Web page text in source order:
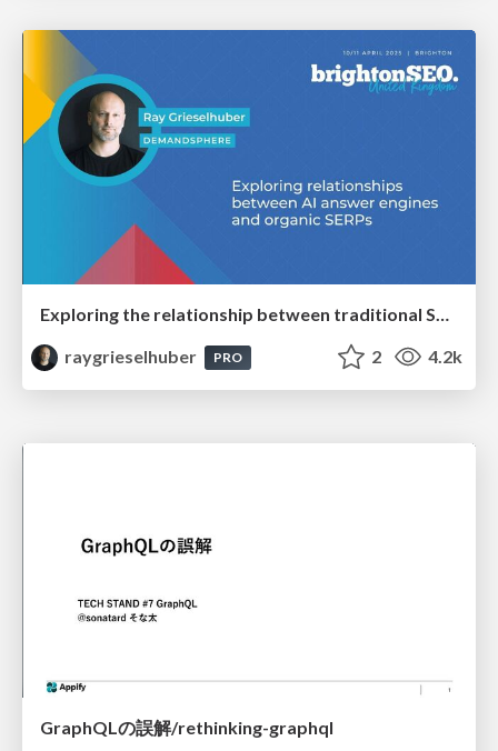
Exploring the relationship between traditional SERPs and Gen AI search
raygrieselhuber
PRO 2 4.2k
GraphQLの誤解/rethinking-graphql